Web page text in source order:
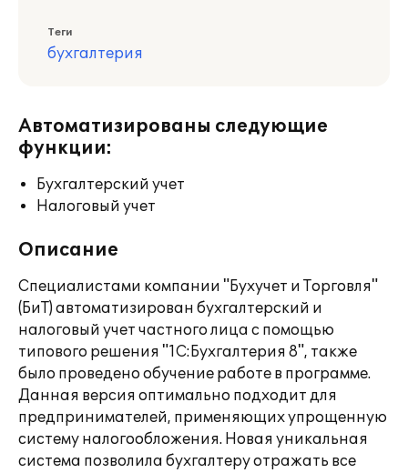
Теги
бухгалтерия
Автоматизированы следующие
функции:
Бухгалтерский учет
Налоговый учет
Описание
Специалистами компании "Бухучет и Торговля"
(БиТ) автоматизирован бухгалтерский и
налоговый учет частного лица с помощью
типового решения "1С:Бухгалтерия 8", также
было проведено обучение работе в программе.
Данная версия оптимально подходит для
предпринимателей, применяющих упрощенную
систему налогообложения. Новая уникальная
система позволила бухгалтеру отражать все